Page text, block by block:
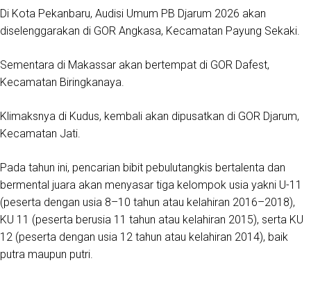
Di Kota Pekanbaru, Audisi Umum PB Djarum 2026 akan
diselenggarakan di GOR Angkasa, Kecamatan Payung Sekaki.
Sementara di Makassar akan bertempat di GOR Dafest,
Kecamatan Biringkanaya.
Klimaksnya di Kudus, kembali akan dipusatkan di GOR Djarum,
Kecamatan Jati.
Pada tahun ini, pencarian bibit pebulutangkis bertalenta dan
bermental juara akan menyasar tiga kelompok usia yakni U-11
(peserta dengan usia 8–10 tahun atau kelahiran 2016–2018),
KU 11 (peserta berusia 11 tahun atau kelahiran 2015), serta KU
12 (peserta dengan usia 12 tahun atau kelahiran 2014), baik
putra maupun putri.